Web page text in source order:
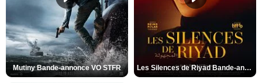
Mutiny Bande-annonce VO STFR Les Silences de Riyad Bande-annonce VO STFR